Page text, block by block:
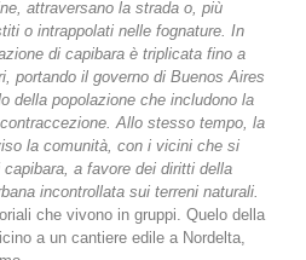
attraversano la strada o, più
o intrappolati nelle fognature. In
di capibara è triplicata fino a
portando il governo di Buenos Aires
della popolazione che includono la
Allo stesso tempo, la
la comunità, con i vicini che si
a favore dei diritti della
incontrollata sui terreni naturali.
che vivono in gruppi. Quelo della
a un cantiere edile a Nordelta,